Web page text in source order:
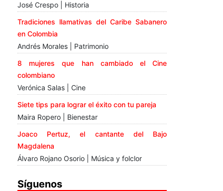
José Crespo | Historia
Tradiciones llamativas del Caribe Sabanero
en Colombia
Andrés Morales | Patrimonio
8 mujeres que han cambiado el Cine
colombiano
Verónica Salas | Cine
Siete tips para lograr el éxito con tu pareja
Maira Ropero | Bienestar
Joaco Pertuz, el cantante del Bajo
Magdalena
Álvaro Rojano Osorio | Música y folclor
Síguenos